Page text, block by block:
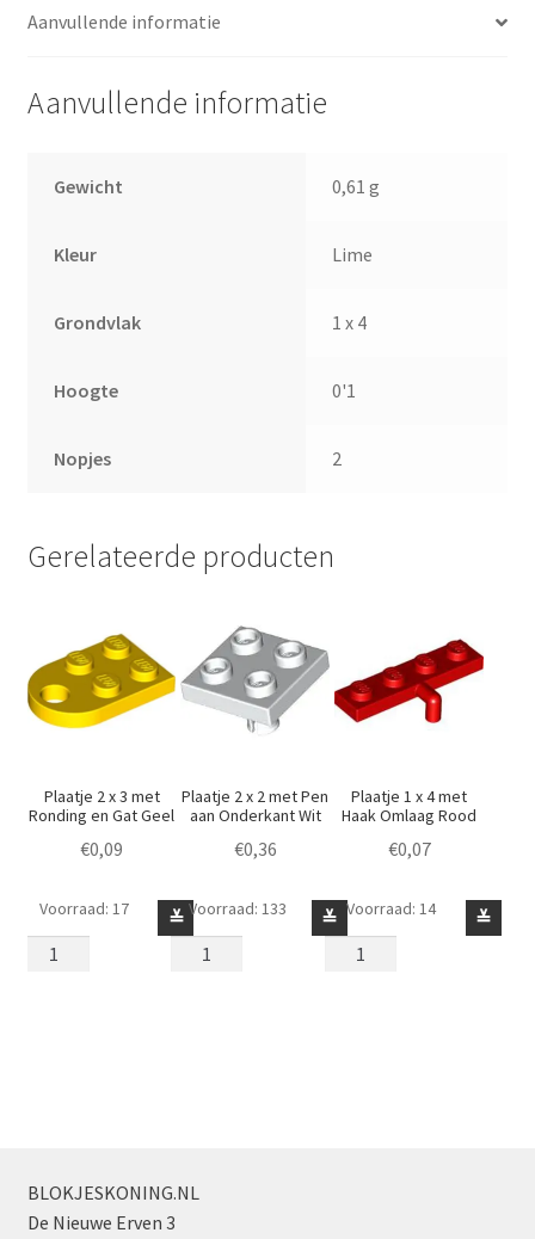
aantal
Aanvullende informatie
Aanvullende informatie
Gewicht 0,61 g
Kleur Lime
Grondvlak 1 x 4
Hoogte 0'1
Nopjes 2
Gerelateerde producten
Plaatje 2 x 3 met
Ronding en Gat Geel
€0,09
Plaatje
2
aantal
≚
Voorraad: 17
Plaatje 2 x 2 met Pen
aan Onderkant Wit
€0,36
Plaatje
2
aantal
≚
Voorraad: 133
Plaatje 1 x 4 met
Haak Omlaag Rood
€0,07
Plaatje
1
≚
Voorraad: 14
BLOKJESKONING.NL
De Nieuwe Erven 3